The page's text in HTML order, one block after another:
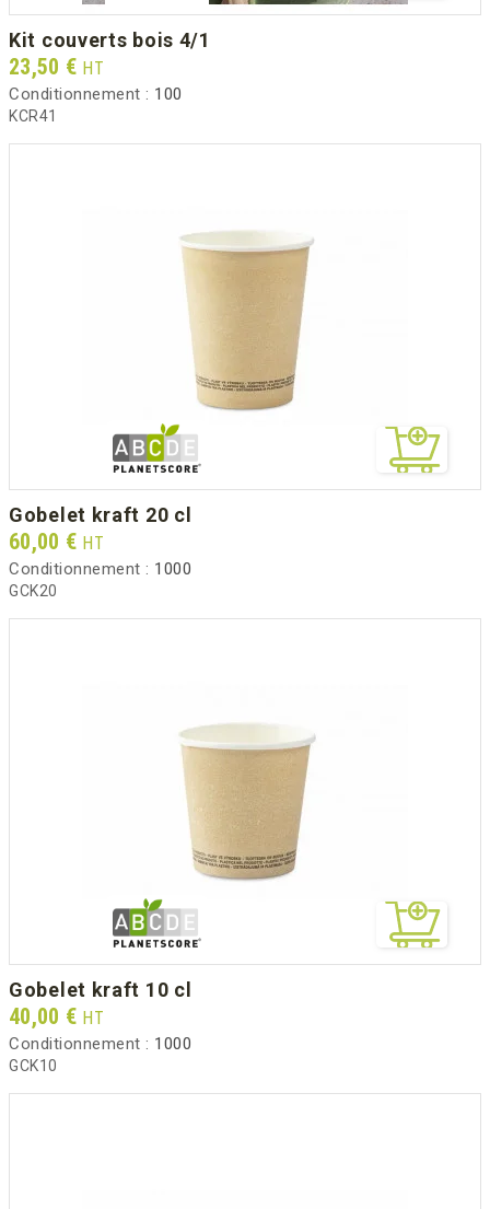
kit couverts bois 4/1
Prix
23,50 € HT
Conditionnement : 100
KCR41
gobelet kraft 20 cl
Prix
60,00 € HT
Conditionnement : 1000
GCK20
gobelet kraft 10 cl
Prix
40,00 € HT
Conditionnement : 1000
GCK10